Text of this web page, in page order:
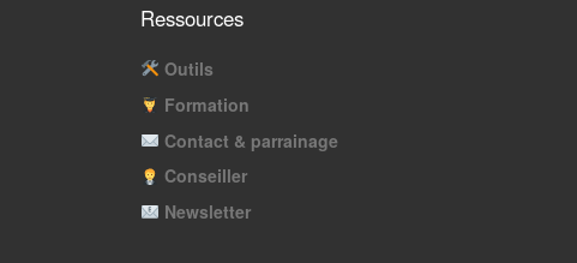
Ressources
Outils
Formation
Contact & parrainage
Conseiller
Newsletter